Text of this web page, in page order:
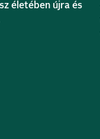
életében újra és